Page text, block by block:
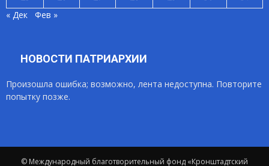
« Дек
Фев »
НОВОСТИ ПАТРИАРХИИ
Произошла ошибка; возможно, лента недоступна. Повторите
попытку позже.
© Международный благотворительный фонд «Кронштадтский